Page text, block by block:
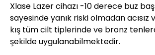
Xlase Lazer cihazı -10 derece buz
sayesinde yanık riski olmadan acısız
kış tüm cilt tiplerinde ve bronz
şekilde uygulanabilmektedir.